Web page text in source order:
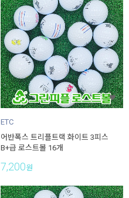
ETC
어반폭스 트리플트랙 화이트 3피스
B+급 로스트볼 16개
7,200원